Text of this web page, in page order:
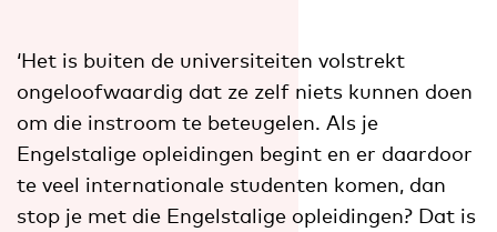
‘Het is buiten de universiteiten volstrekt
ongeloofwaardig dat ze zelf niets kunnen doen
om die instroom te beteugelen. Als je
Engelstalige opleidingen begint en er daardoor
te veel internationale studenten komen, dan
stop je met die Engelstalige opleidingen? Dat is